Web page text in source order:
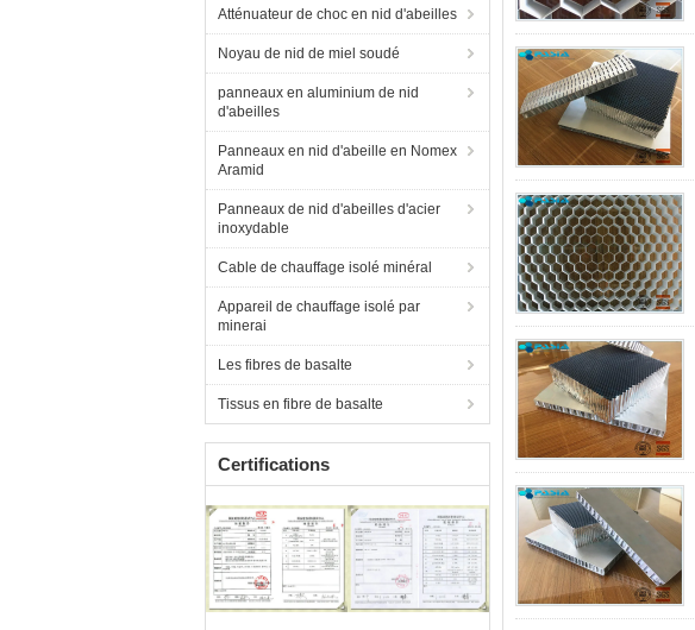
Atténuateur de choc en nid d'abeilles
Noyau de nid de miel soudé
panneaux en aluminium de nid
d'abeilles
Panneaux en nid d'abeille en Nomex
Aramid
Panneaux de nid d'abeilles d'acier
inoxydable
Cable de chauffage isolé minéral
Appareil de chauffage isolé par
minerai
Les fibres de basalte
Tissus en fibre de basalte
Certifications